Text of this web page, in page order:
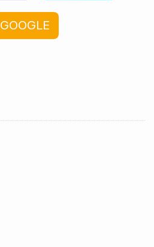
GOOGLE